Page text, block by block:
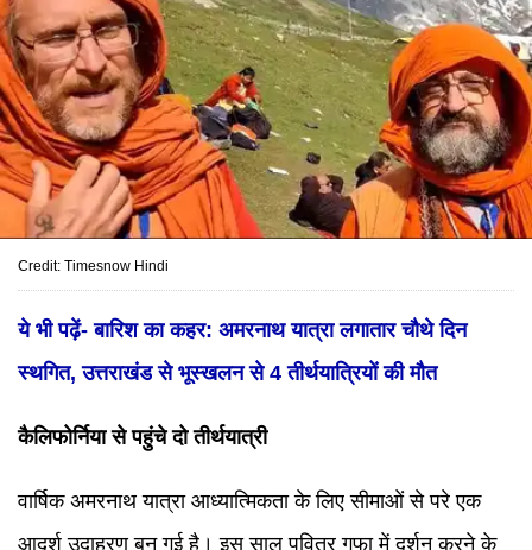
Credit: Timesnow Hindi
ये भी पढ़ें- बारिश का कहर: अमरनाथ यात्रा लगातार चौथे दिन
स्थगित, उत्तराखंड से भूस्खलन से 4 तीर्थयात्रियों की मौत
कैलिफोर्निया से पहुंचे दो तीर्थयात्री
वार्षिक अमरनाथ यात्रा आध्यात्मिकता के लिए सीमाओं से परे एक
आदर्श उदाहरण बन गई है। इस साल पवित्र गुफा में दर्शन करने के